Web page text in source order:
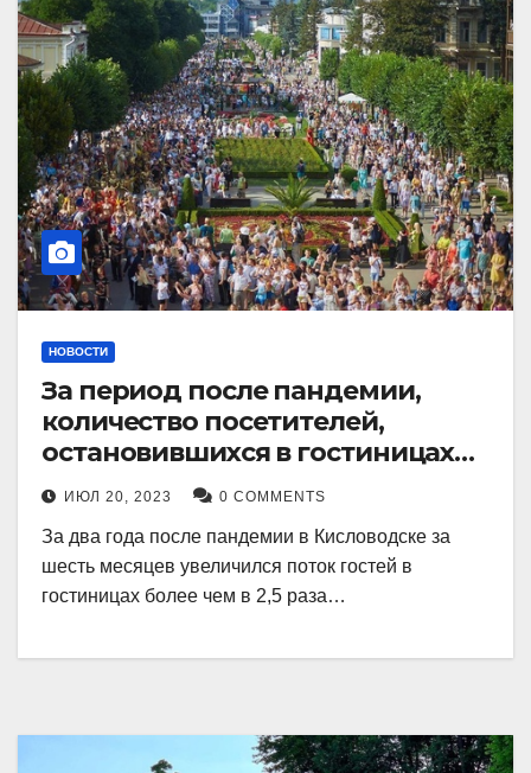
НОВОСТИ
За период после пандемии,
количество посетителей,
остановившихся в гостиницах
Кисловодска, выросло в 2,5 раза.
ИЮЛ 20, 2023 0 COMMENTS
За два года после пандемии в Кисловодске за
шесть месяцев увеличился поток гостей в
гостиницах более чем в 2,5 раза…